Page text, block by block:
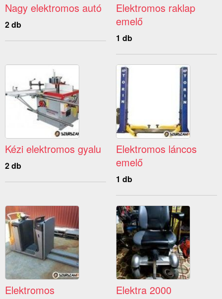
Nagy elektromos autó
2 db
Elektromos raklap
emelő
1 db
Kézi elektromos gyalu
2 db
Elektromos láncos
emelő
1 db
Elektromos
Elektra 2000